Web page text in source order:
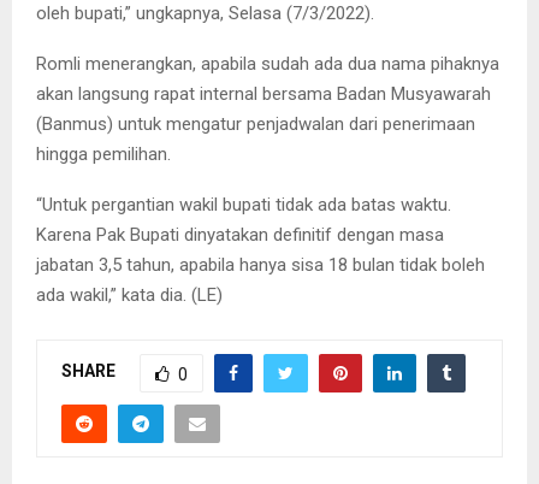
oleh bupati,” ungkapnya, Selasa (7/3/2022).
Romli menerangkan, apabila sudah ada dua nama pihaknya
akan langsung rapat internal bersama Badan Musyawarah
(Banmus) untuk mengatur penjadwalan dari penerimaan
hingga pemilihan.
“Untuk pergantian wakil bupati tidak ada batas waktu.
Karena Pak Bupati dinyatakan definitif dengan masa
jabatan 3,5 tahun, apabila hanya sisa 18 bulan tidak boleh
ada wakil,” kata dia. (LE)
SHARE 0